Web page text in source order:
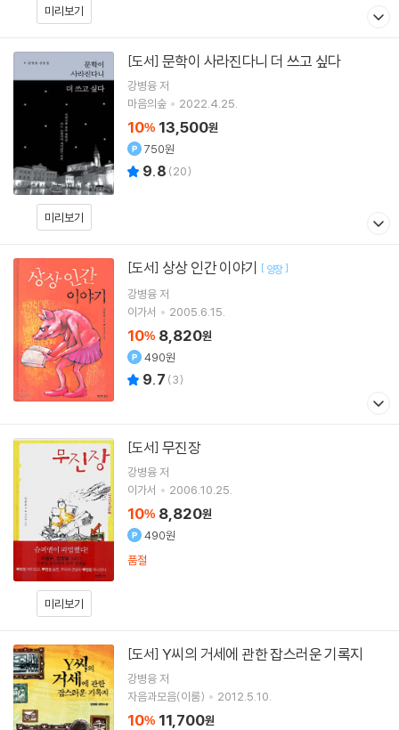
미리보기
미리보기
[도서] 문학이 사라진다니 더 쓰고 싶다
강병융저
마음의숲
2022.4.25.
10% 13,500원
750원
9.8 (20)
[도서] 상상 인간 이야기 [ 양장]
강병융저
이가서
2005.6.15.
10% 8,820원
490원
9.7 (3)
미리보기
[도서] 무진장
강병융저
이가서
2006.10.25.
10% 8,820원
490원
품절
[도서] Y씨의 거세에 관한 잡스러운 기록지
강병융저
자음과모음(이룸)
2012.5.10.
10% 11,700원